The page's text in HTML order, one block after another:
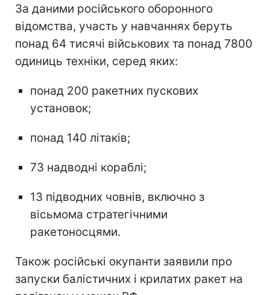
За даними російського оборонного
відомства, участь у навчаннях беруть
понад 64 тисячі військових та понад 7800
одиниць техніки, серед яких:
понад 200 ракетних пускових
установок;
понад 140 літаків;
73 надводні кораблі;
13 підводних човнів, включно з
вісьмома стратегічними
ракетоносцями.
Також російські окупанти заявили про
запуски балістичних і крилатих ракет на